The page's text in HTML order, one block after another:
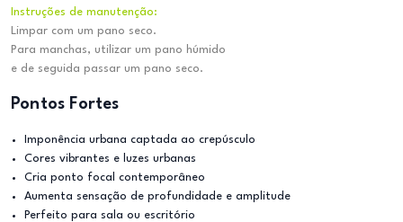
Instruções de manutenção:
Limpar com um pano seco.
Para manchas, utilizar um pano húmido
e de seguida passar um pano seco.
Pontos Fortes
Imponência urbana captada ao crepúsculo
Cores vibrantes e luzes urbanas
Cria ponto focal contemporâneo
Aumenta sensação de profundidade e amplitude
Perfeito para sala ou escritório